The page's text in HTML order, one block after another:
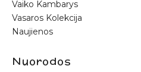
Vaiko Kambarys
Vasaros Kolekcija
Naujienos
Nuorodos